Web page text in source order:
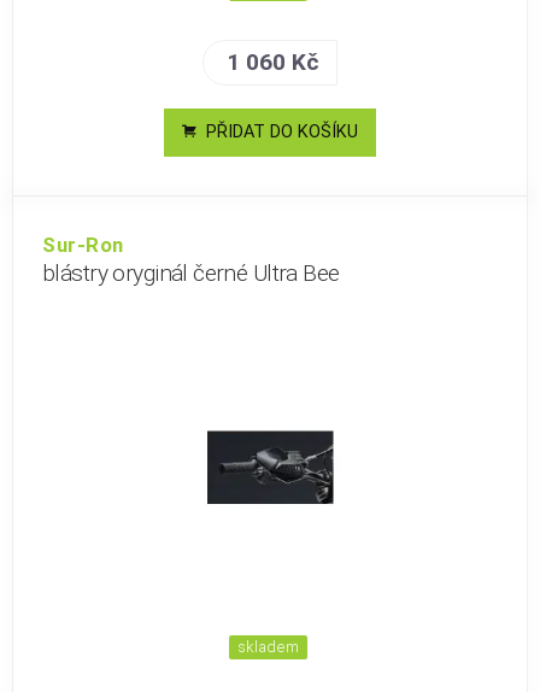
1 060 Kč
PŘIDAT DO KOŠÍKU
Sur-Ron
blástry oryginál černé Ultra Bee
skladem